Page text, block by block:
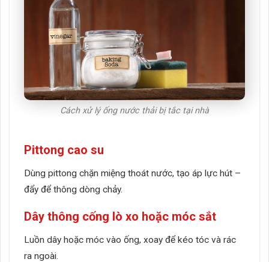
Cách xử lý ống nước thải bị tắc tại nhà
Pittong cao su
Dùng pittong chặn miệng thoát nước, tạo áp lực hút –
đẩy để thông dòng chảy.
Dây thông cống lò xo hoặc móc sắt
Luồn dây hoặc móc vào ống, xoay để kéo tóc và rác
ra ngoài.